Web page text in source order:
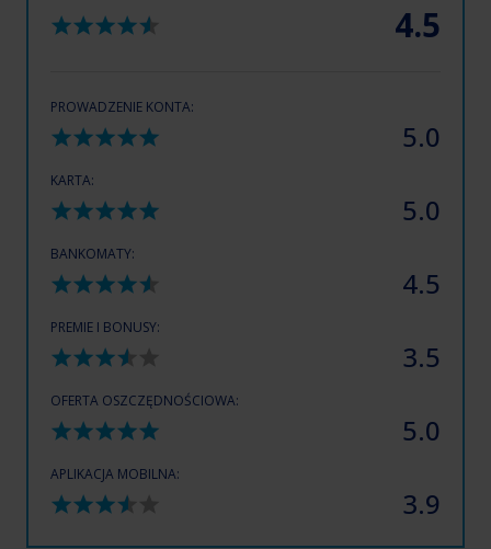
4.5
PROWADZENIE KONTA:
5.0
KARTA:
5.0
BANKOMATY:
4.5
PREMIE I BONUSY:
3.5
OFERTA OSZCZĘDNOŚCIOWA:
5.0
APLIKACJA MOBILNA:
3.9